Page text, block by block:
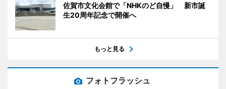
佐賀市文化会館で「NHKのど自慢」 新市誕
生20周年記念で開催へ
もっと見る
フォトフラッシュ